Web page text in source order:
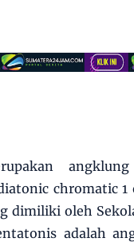
chromatic 1
dimiliki oleh
adalah